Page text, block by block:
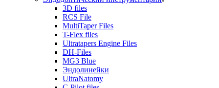
3D files
RCS File
MultiTaper Files
T-Flex files
Ultratapers Engine Files
DH-Files
MG3 Blue
Эндолинейки
UltraNatomy